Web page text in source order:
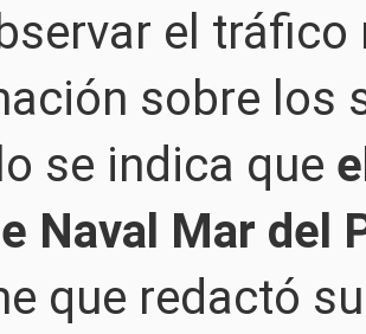
el
sobre los
se indica que
Naval Mar del
que redactó